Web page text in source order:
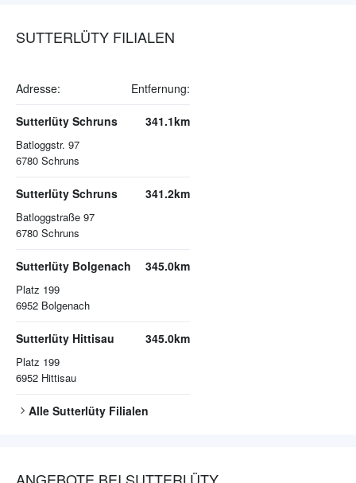
SUTTERLÜTY FILIALEN
Adresse: Entfernung:
Sutterlüty Schruns
Batloggstr. 97
6780 Schruns
341.1km
Sutterlüty Schruns
Batloggstraße 97
6780 Schruns
341.2km
Sutterlüty Bolgenach
Platz 199
6952 Bolgenach
345.0km
Sutterlüty Hittisau
Platz 199
6952 Hittisau
345.0km
Alle Sutterlüty Filialen